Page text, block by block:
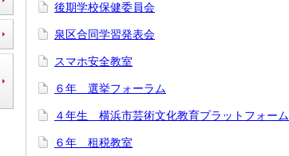
後期学校保健委員会
泉区合同学習発表会
スマホ安全教室
６年 選挙フォーラム
４年生 横浜市芸術文化教育プラットフォーム
６年 租税教室